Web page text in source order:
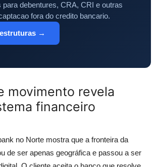
para debentures, CRA, CRI e outras
fora do credito bancario.
→
movimento revela
financeiro
no Norte mostra que a fronteira da
de ser apenas geográfica e passou a ser